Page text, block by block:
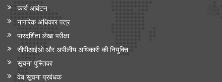
कार्य आबंटन
नागरिक अधिकार पत्र
पारदर्शिता लेखा परीक्षा
सीपीआईओ और अपी‍लीय अधिकारी की नियुक्ति
सूचना पुस्तिका
वेब सूचना प्रबंधक